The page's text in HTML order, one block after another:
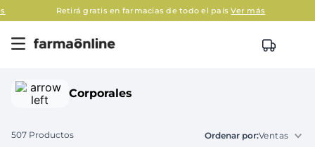
Retirá gratis en farmacias de todo el país Ver más
Corporales
507 Productos Ventas